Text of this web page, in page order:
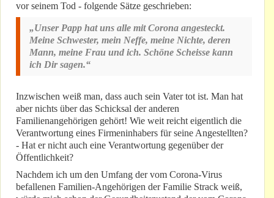
vor seinem Tod - folgende Sätze geschrieben:
„Unser Papp hat uns alle mit Corona angesteckt.
Meine Schwester, mein Neffe, meine Nichte, deren
Mann, meine Frau und ich. Schöne Scheisse kann
ich Dir sagen.“
Inzwischen weiß man, dass auch sein Vater tot ist. Man hat
aber nichts über das Schicksal der anderen
Familienangehörigen gehört! Wie weit reicht eigentlich die
Verantwortung eines Firmeninhabers für seine Angestellten?
- Hat er nicht auch eine Verantwortung gegenüber der
Öffentlichkeit?
Nachdem ich um den Umfang der vom Corona-Virus
befallenen Familien-Angehörigen der Familie Strack weiß,